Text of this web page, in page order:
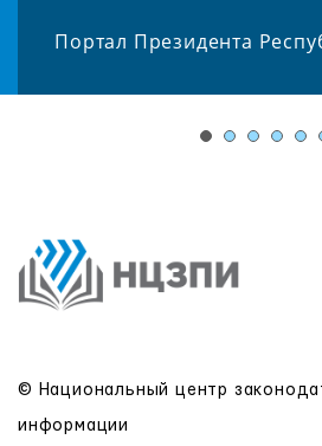
Портал Президента
© Национальный центр
информации